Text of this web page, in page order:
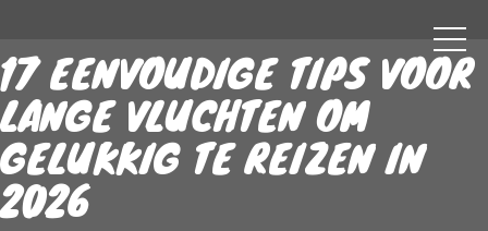
17 EENVOUDIGE TIPS VOOR
LANGE VLUCHTEN OM
GELUKKIG TE REIZEN IN
2026